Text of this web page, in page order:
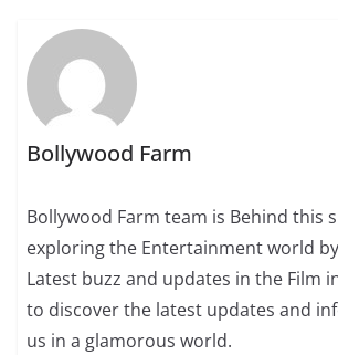
Bollywood Farm
Bollywood Farm team is Behind this
exploring the Entertainment world
Latest buzz and updates in the Film
to discover the latest updates and
us in a glamorous world.